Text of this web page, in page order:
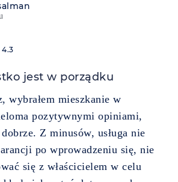
4.3
jest w porządku
wybrałem mieszkanie w
pozytywnymi opiniami,
Z minusów, usługa nie
po wprowadzeniu się, nie
się z właścicielem w celu